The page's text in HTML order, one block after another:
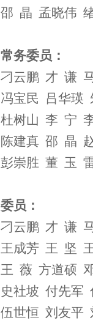
邵 晶 孟晓伟
常务委员：
刁云鹏 才 谦
冯宝民 吕华瑛
杜树山 李 宁
陈建真 邵 晶
彭崇胜 董 玉
委员：
刁云鹏 才 谦
王成芳 王 坚
王 薇 方道硕
史社坡 付先
伍世恒 刘友平